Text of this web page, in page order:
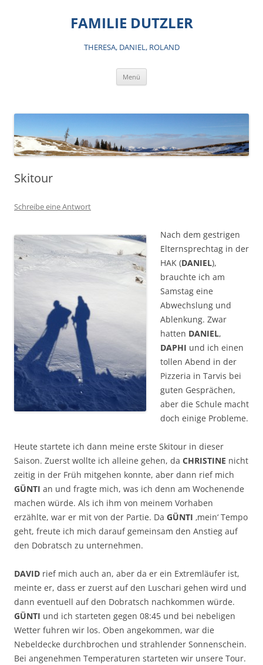
FAMILIE DUTZLER
THERESA, DANIEL, ROLAND
Menü
Skitour
Schreibe eine Antwort
Nach dem gestrigen
Elternsprechtag in der
HAK (DANIEL),
brauchte ich am
Samstag eine
Abwechslung und
Ablenkung. Zwar
hatten DANIEL,
DAPHI und ich einen
tollen Abend in der
Pizzeria in Tarvis bei
guten Gesprächen,
aber die Schule macht
doch einige Probleme.
Heute startete ich dann meine erste Skitour in dieser
Saison. Zuerst wollte ich alleine gehen, da CHRISTINE nicht
zeitig in der Früh mitgehen konnte, aber dann rief mich
GÜNTI an und fragte mich, was ich denn am Wochenende
machen würde. Als ich ihm von meinem Vorhaben
erzählte, war er mit von der Partie. Da GÜNTI ‚mein‘ Tempo
geht, freute ich mich darauf gemeinsam den Anstieg auf
den Dobratsch zu unternehmen.
DAVID rief mich auch an, aber da er ein Extremläufer ist,
meinte er, dass er zuerst auf den Luschari gehen wird und
dann eventuell auf den Dobratsch nachkommen würde.
GÜNTI und ich starteten gegen 08:45 und bei nebeligen
Wetter fuhren wir los. Oben angekommen, war die
Nebeldecke durchbrochen und strahlender Sonnenschein.
Bei angenehmen Temperaturen starteten wir unsere Tour.